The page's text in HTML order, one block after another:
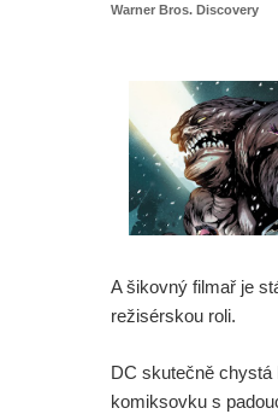
Warner Bros. Discovery
A šikovný filmař je
režisérskou roli.
DC skutečně chystá
komiksovku s